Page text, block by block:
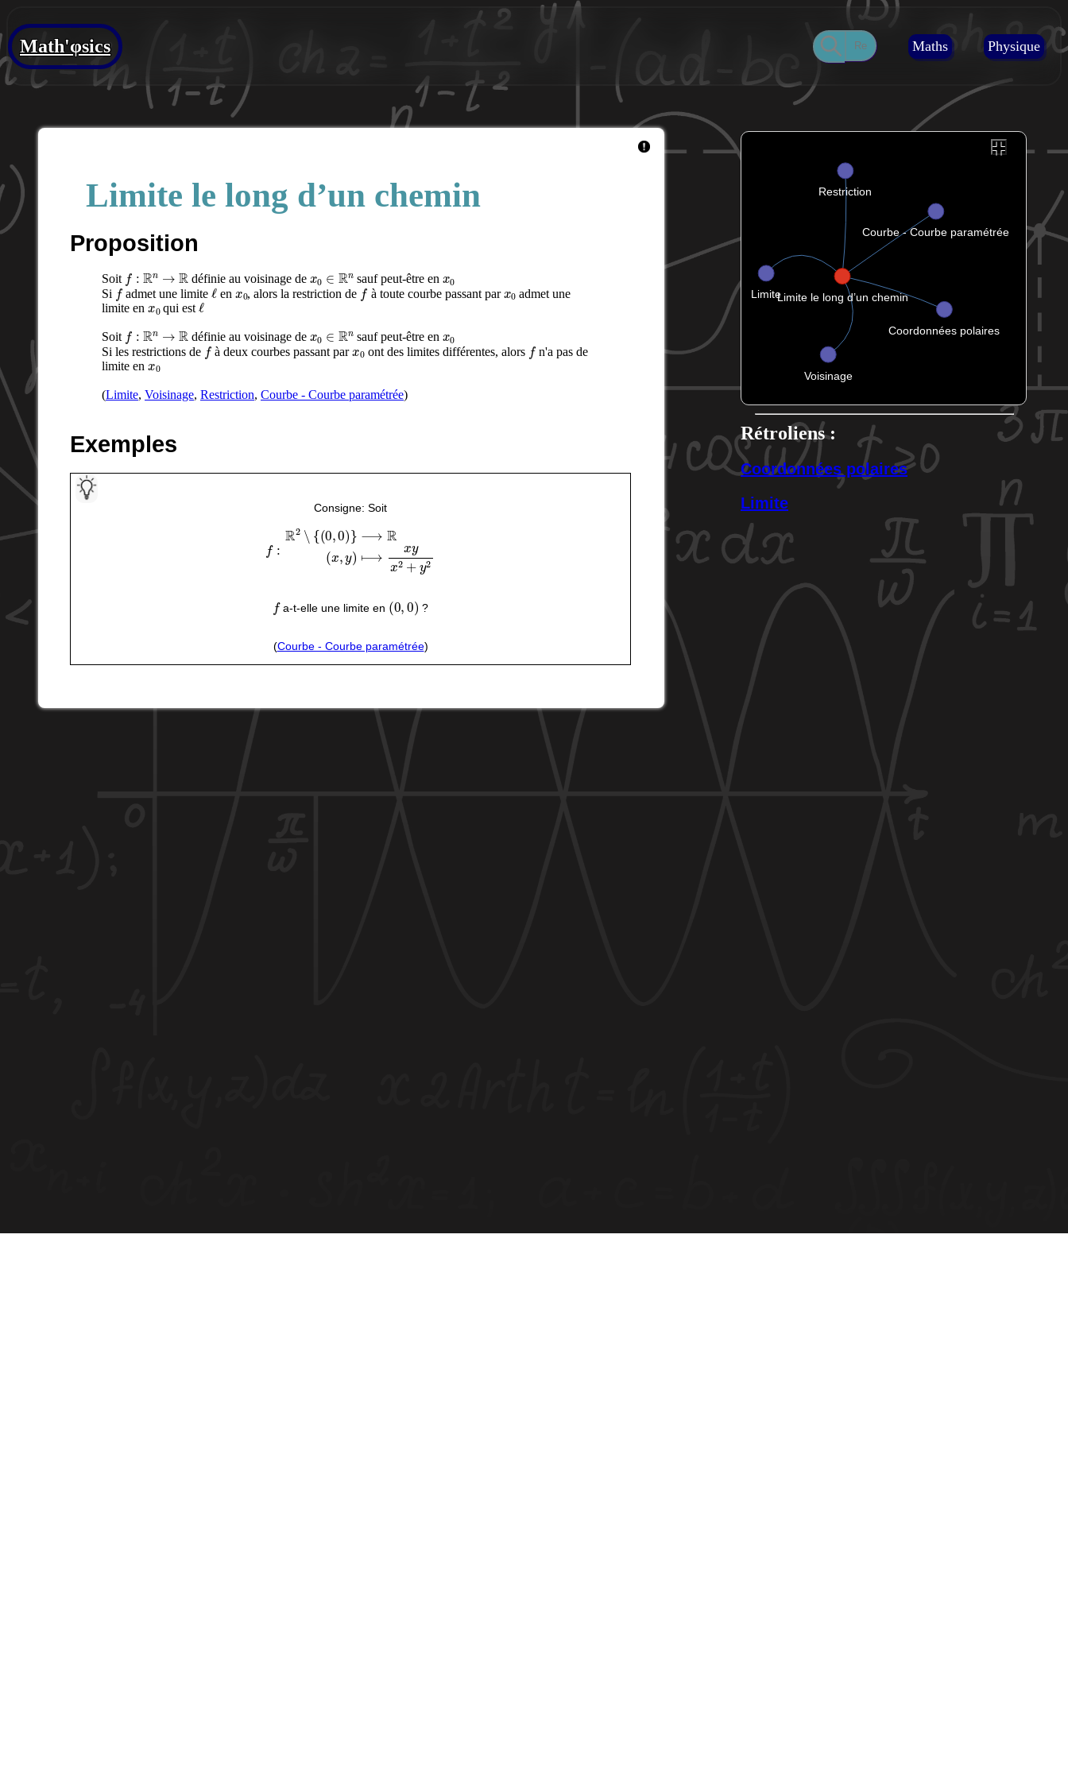
Math'φsics Maths Physique
Limite le long d’un chemin
Proposition
Soit f: n→ définie au voisinage de Rnsauf peut-être en
Si f admet une limiteℓenx 0, alors la restriction de f à toute courbe passant par
admet une
limite en x0qui estℓ
Soit f: n→ définie au voisinage de Rnsauf peut-être en
Si les restrictions de f à deux courbes passant par x0ont des limites différentes, alors fn'a pas de
limite en x0
(Limite, Voisinage, Restriction, Courbe - Courbe paramétrée)
Exemples
Consigne: Soit
{(0 , )}⟶R ( ⟼
a-t-elle une limite en (0 0) ?
(Courbe - Courbe paramétrée)
Rétroliens :
Coordonnées polaires
Limite